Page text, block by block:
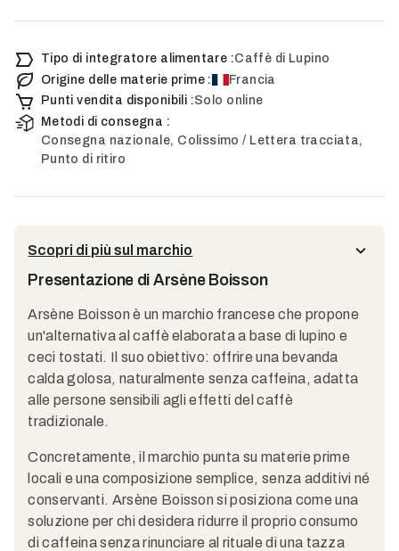
Tipo di integratore alimentare :Caffè di Lupino
Origine delle materie prime :
Francia
Punti vendita disponibili :Solo online
Metodi di consegna :
Consegna nazionale, Colissimo / Lettera tracciata,
Punto di ritiro
Scopri di più sul marchio
Presentazione di Arsène Boisson
Arsène Boisson è un marchio francese che propone
un'alternativa al caffè elaborata a base di lupino e
ceci tostati. Il suo obiettivo: offrire una bevanda
calda golosa, naturalmente senza caffeina, adatta
alle persone sensibili agli effetti del caffè
tradizionale.
Concretamente, il marchio punta su materie prime
locali e una composizione semplice, senza additivi né
conservanti. Arsène Boisson si posiziona come una
soluzione per chi desidera ridurre il proprio consumo
di caffeina senza rinunciare al rituale di una tazza